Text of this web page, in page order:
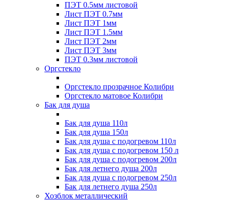
ПЭТ 0.5мм листовой
Лист ПЭТ 0.7мм
Лист ПЭТ 1мм
Лист ПЭТ 1.5мм
Лист ПЭТ 2мм
Лист ПЭТ 3мм
ПЭТ 0.3мм листовой
Оргстекло
Оргстекло прозрачное Колибри
Оргстекло матовое Колибри
Бак для душа
Бак для душа 110л
Бак для душа 150л
Бак для душа с подогревом 110л
Бак для душа с подогревом 150 л
Бак для душа с подогревом 200л
Бак для летнего душа 200л
Бак для душа с подогревом 250л
Бак для летнего душа 250л
Хозблок металлический